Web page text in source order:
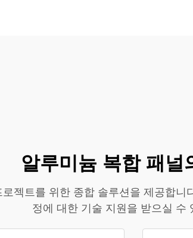
알루미늄 복합 패널
젝트를 위한 종합 솔루션을 제공합
정에 대한 기술 지원을 받으실 수